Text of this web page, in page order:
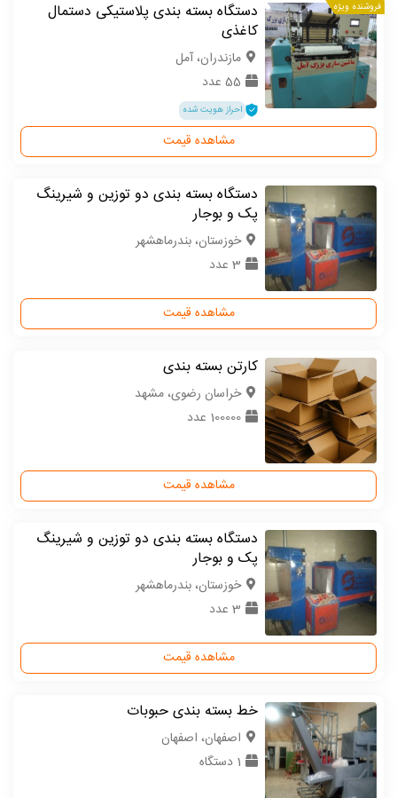
فروشنده ویژه
دستگاه بسته بندی پلاستیکی دستمال
کاغذی
مازندران، آمل
55 عدد
احراز هویت شده
مشاهده قیمت
دستگاه بسته بندی دو توزین و شیرینگ
پک و بوجار
خوزستان، بندرماهشهر
3 عدد
مشاهده قیمت
کارتن بسته بندی
خراسان رضوی، مشهد
100000 عدد
مشاهده قیمت
دستگاه بسته بندی دو توزین و شیرینگ
پک و بوجار
خوزستان، بندرماهشهر
3 عدد
مشاهده قیمت
خط بسته بندی حبوبات
اصفهان، اصفهان
1 دستگاه